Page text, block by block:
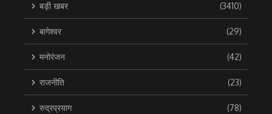
बड़ी खबर (3410)
बागेश्वर (29)
मनोरंजन (42)
राजनीति (23)
रुद्रप्रयाग (78)